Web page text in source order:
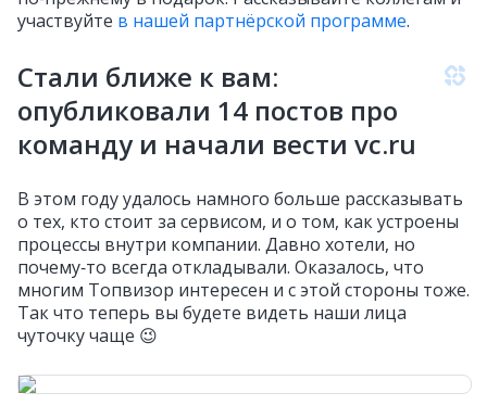
участвуйте в нашей партнёрской программе.
Стали ближе к вам:
опубликовали 14 постов про
команду и начали вести vc.ru
В этом году удалось намного больше рассказывать
о тех, кто стоит за сервисом, и о том, как устроены
процессы внутри компании. Давно хотели, но
почему‑то всегда откладывали. Оказалось, что
многим Топвизор интересен и с этой стороны тоже.
Так что теперь вы будете видеть наши лица
чуточку чаще 😉